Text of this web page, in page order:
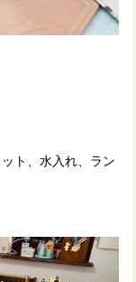
ト、水入れ、ラン